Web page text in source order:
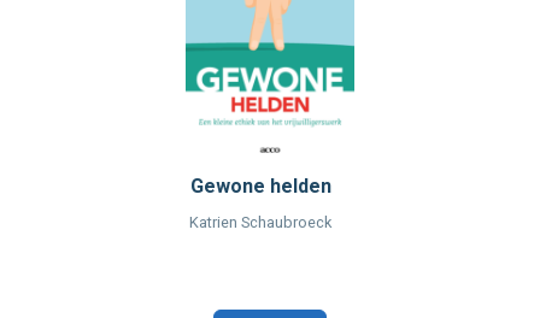
Gewone helden
Katrien Schaubroeck